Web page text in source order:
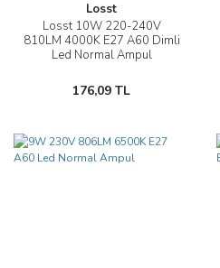
Losst
Losst 10W 220-240V
810LM 4000K E27 A60 Dimli
Led Normal Ampul
176,09 TL